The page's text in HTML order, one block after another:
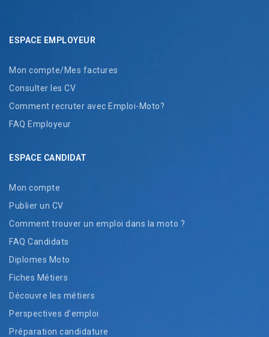
ESPACE EMPLOYEUR
Mon compte/Mes factures
Consulter les CV
Comment recruter avec Emploi-Moto?
FAQ Employeur
ESPACE CANDIDAT
Mon compte
Publier un CV
Comment trouver un emploi dans la moto ?
FAQ Candidats
Diplomes Moto
Fiches Métiers
Découvre les métiers
Perspectives d’emploi
Préparation candidature